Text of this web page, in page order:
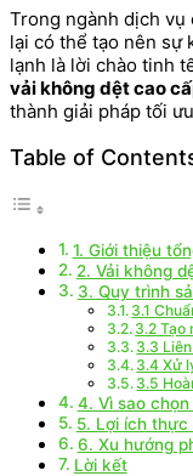
Trong ngành dịch vụ
lại có thể tạo nên sự
lạnh là lời chào tinh
vải không dệt cao
thành giải pháp tối
Table of
1. Giới thiệu
2. Vải không
3. Quy trình
3.1
3.2 Tạo
3.3
3.4 Xử
3.5
4. Vì sao
5. Lợi ích thực
6. Xu hướng
Lời kết